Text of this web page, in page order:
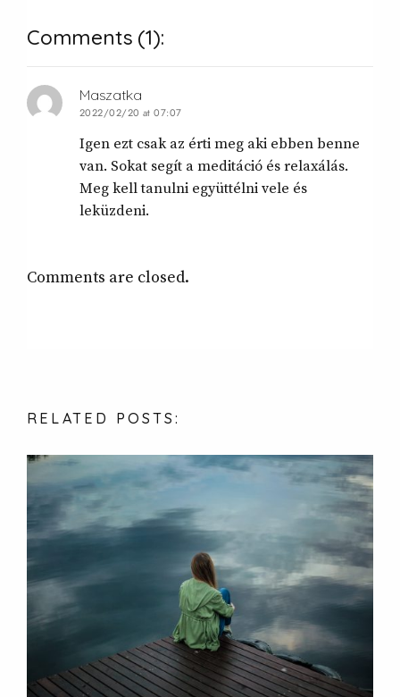
Comments (1):
Maszatka
2022/02/20 at 07:07
Igen ezt csak az érti meg aki ebben benne
van. Sokat segít a meditáció és relaxálás.
Meg kell tanulni együttélni vele és
leküzdeni.
Comments are closed.
RELATED POSTS: